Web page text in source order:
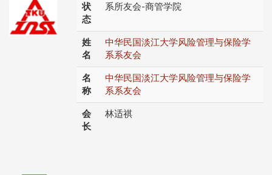
状
态
系所友会-商管学院
姓
名
中华民国淡江大学风险管理与保险学
系系友会
名
称
中华民国淡江大学风险管理与保险学
系系友会
会
长
林适祺